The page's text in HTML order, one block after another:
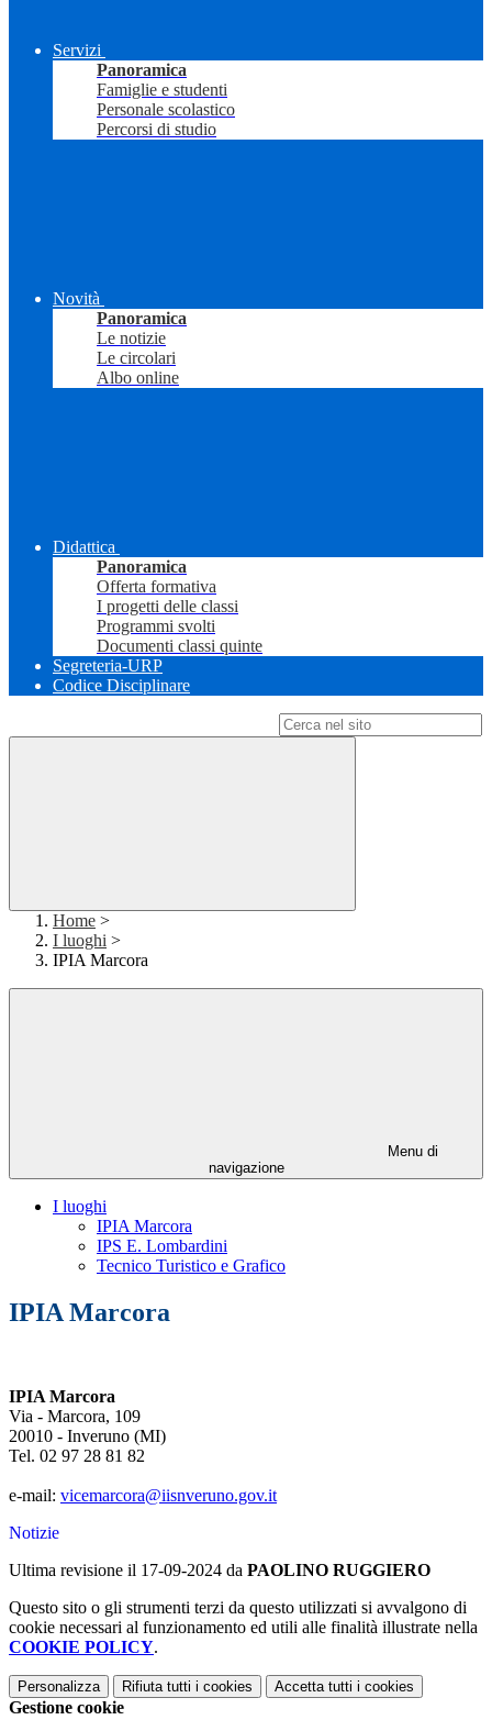
Servizi
Panoramica
Famiglie e studenti
Personale scolastico
Percorsi di studio
Novità
Panoramica
Le notizie
Le circolari
Albo online
Didattica
Panoramica
Offerta formativa
I progetti delle classi
Programmi svolti
Documenti classi quinte
Segreteria-URP
Codice Disciplinare
Home >
I luoghi >
IPIA Marcora
Menu di
navigazione
I luoghi
IPIA Marcora
IPS E. Lombardini
Tecnico Turistico e Grafico
IPIA Marcora
IPIA Marcora
Via - Marcora, 109
20010 - Inveruno (MI)
Tel. 02 97 28 81 82
e-mail: vicemarcora@iisnveruno.gov.it
Notizie
Ultima revisione il 17-09-2024 da PAOLINO RUGGIERO
Questo sito o gli strumenti terzi da questo utilizzati si avvalgono di
cookie necessari al funzionamento ed utili alle finalità illustrate nella
COOKIE POLICY.
Personalizza Rifiuta tutti i cookies Accetta tutti i cookies
Gestione cookie